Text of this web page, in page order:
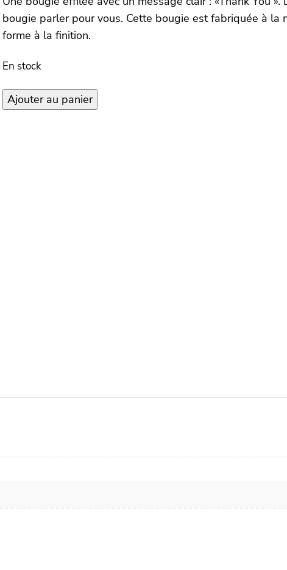
bougie parler pour vous. Cette bougie est fabriquée à la
forme à la finition.
En stock
quantité
de
Ajouter au panier